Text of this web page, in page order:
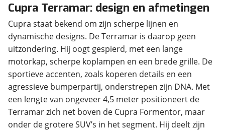
Cupra Terramar: design en afmetingen
Cupra staat bekend om zijn scherpe lijnen en
dynamische designs. De Terramar is daarop geen
uitzondering. Hij oogt gespierd, met een lange
motorkap, scherpe koplampen en een brede grille. De
sportieve accenten, zoals koperen details en een
agressieve bumperpartij, onderstrepen zijn DNA. Met
een lengte van ongeveer 4,5 meter positioneert de
Terramar zich net boven de Cupra Formentor, maar
onder de grotere SUV’s in het segment. Hij deelt zijn